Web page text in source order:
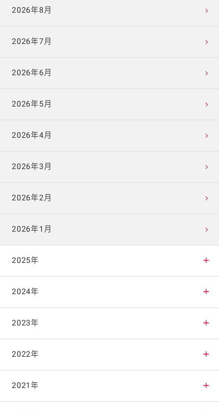
2026年8月
2026年7月
2026年6月
2026年5月
2026年4月
2026年3月
2026年2月
2026年1月
2025年
2025年12月
2025年11月
2025年10月
2025年9月
2024年
2024年12月
2024年11月
2024年10月
2023年
2023年12月
2023年11月
2022年
2022年12月
2021年